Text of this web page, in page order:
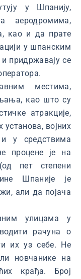
у Шпанију,
аеродромима,
као и да прате
у шпанским
придржавају се
местима,
као што су
атракције,
војних
и у средствима
процене је на
пет степени
Шпаније је
али да појача
улицама у
рачуна о
их уз себе. Не
новчанике на
крађа. Број